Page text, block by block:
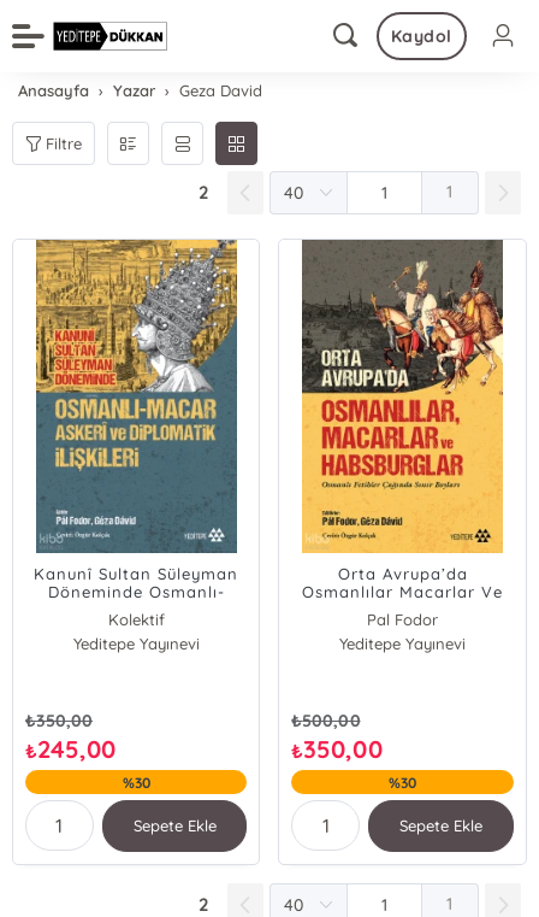
Kaydol
Anasayfa Yazar Geza David
Filtre
2 1
Kanunî Sultan Süleyman
Döneminde Osmanlı-
Macar Askerî ve
Diplomatik İlişkileri
Kolektif
Pal Fodor
Yeditepe Yayınevi
₺350,00
₺245,00
%30
Sepete Ekle
Orta Avrupa’da
Osmanlılar Macarlar Ve
Habsburglar;Osmanlı
Fetihler Çağında Sınır
Boyları
Pal Fodor
Geza David
Yeditepe Yayınevi
₺500,00
₺350,00
%30
Sepete Ekle
2 1